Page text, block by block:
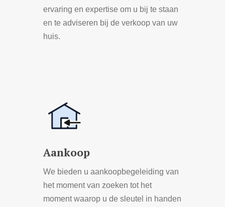
ervaring en expertise om u bij te staan
en te adviseren bij de verkoop van uw
huis.
Aankoop
We bieden u aankoopbegeleiding van
het moment van zoeken tot het
moment waarop u de sleutel in handen